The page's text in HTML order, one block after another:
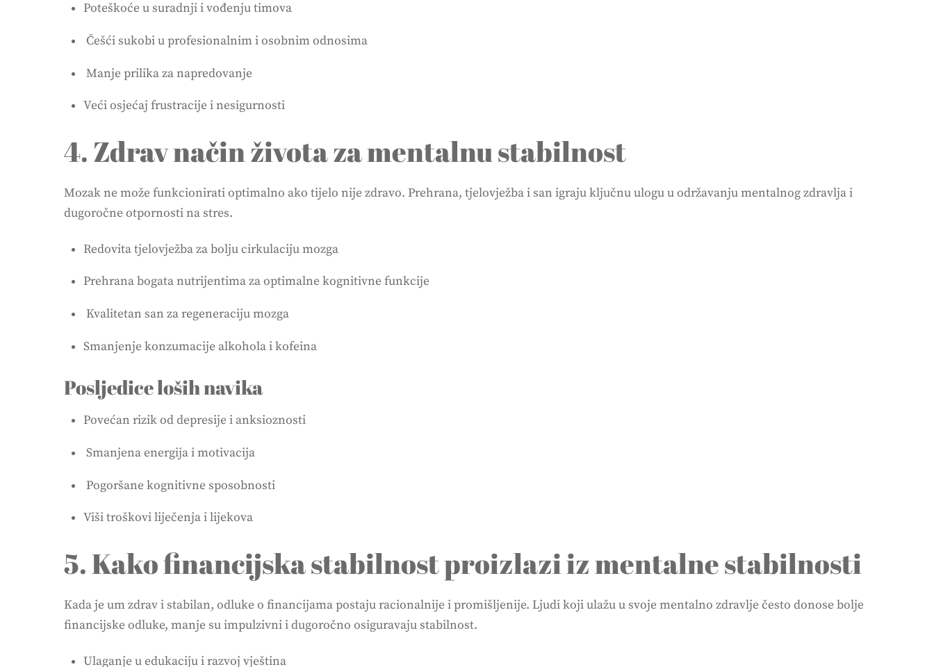
Poteškoće u suradnji i vođenju timova
Češći sukobi u profesionalnim i osobnim odnosima
Manje prilika za napredovanje
Veći osjećaj frustracije i nesigurnosti
4. Zdrav način života za mentalnu stabilnost
Mozak ne može funkcionirati optimalno ako tijelo nije zdravo. Prehrana, tjelovježba i san igraju ključnu ulogu u održavanju mentalnog zdravlja i
dugoročne otpornosti na stres.
Redovita tjelovježba za bolju cirkulaciju mozga
Prehrana bogata nutrijentima za optimalne kognitivne funkcije
Kvalitetan san za regeneraciju mozga
Smanjenje konzumacije alkohola i kofeina
Posljedice loših navika
Povećan rizik od depresije i anksioznosti
Smanjena energija i motivacija
Pogoršane kognitivne sposobnosti
Viši troškovi liječenja i lijekova
5. Kako financijska stabilnost proizlazi iz mentalne stabilnosti
Kada je um zdrav i stabilan, odluke o financijama postaju racionalnije i promišljenije. Ljudi koji ulažu u svoje mentalno zdravlje često donose bolje
financijske odluke, manje su impulzivni i dugoročno osiguravaju stabilnost.
Ulaganje u edukaciju i razvoj vještina